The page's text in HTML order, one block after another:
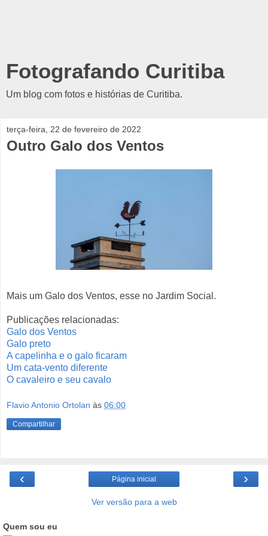
Fotografando Curitiba
Um blog com fotos e histórias de Curitiba.
terça-feira, 22 de fevereiro de 2022
Outro Galo dos Ventos
Mais um Galo dos Ventos, esse no Jardim Social.
Publicações relacionadas:
Galo dos Ventos
Galo preto
A capelinha e o galo ficaram
Um cata-vento diferente
O cavaleiro e seu cavalo
Flavio Antonio Ortolan às 06:00
Compartilhar
‹ ›
Página inicial
Ver versão para a web
Quem sou eu